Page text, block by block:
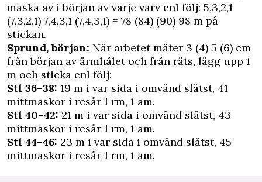
maska av i början av varje varv enl följ: 5,3,2,1
(7,3,2,1) 7,4,3,1 (7,4,3,1) = 78 (84) (90) 98 m på
stickan.
Sprund, början: När arbetet mäter 3 (4) 5 (6) cm
från början av ärmhålet och från räts, lägg upp 1
m och sticka enl följ:
Stl 36–38: 19 m i var sida i omvänd slätst, 41
mittmaskor i resår 1 rm, 1 am.
Stl 40–42: 21 m i var sida i omvänd slätst, 43
mittmaskor i resår 1 rm, 1 am.
Stl 44–46: 23 m i var sida i omvänd slätst, 45
mittmaskor i resår 1 rm, 1 am.